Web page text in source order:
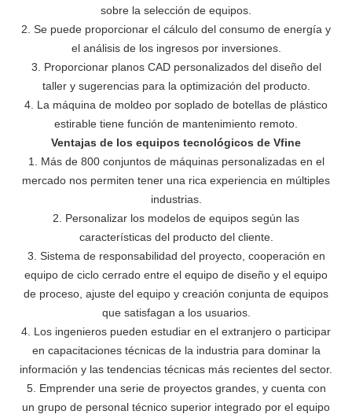
sobre la selección de equipos.
2. Se puede proporcionar el cálculo del consumo de energía y
el análisis de los ingresos por inversiones.
3. Proporcionar planos CAD personalizados del diseño del
taller y sugerencias para la optimización del producto.
4. La máquina de moldeo por soplado de botellas de plástico
estirable tiene función de mantenimiento remoto.
Ventajas de los equipos tecnológicos de Vfine
1. Más de 800 conjuntos de máquinas personalizadas en el
mercado nos permiten tener una rica experiencia en múltiples
industrias.
2. Personalizar los modelos de equipos según las
características del producto del cliente.
3. Sistema de responsabilidad del proyecto, cooperación en
equipo de ciclo cerrado entre el equipo de diseño y el equipo
de proceso, ajuste del equipo y creación conjunta de equipos
que satisfagan a los usuarios.
4. Los ingenieros pueden estudiar en el extranjero o participar
en capacitaciones técnicas de la industria para dominar la
información y las tendencias técnicas más recientes del sector.
5. Emprender una serie de proyectos grandes, y cuenta con
un grupo de personal técnico superior integrado por el equipo